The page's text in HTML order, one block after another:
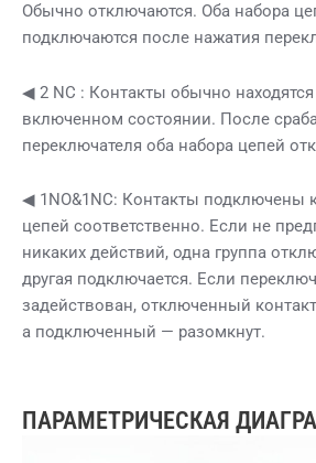
Обычно отключаются. Оба набора
подключаются после нажатия
◀ 2 NC : Контакты обычно
включенном состоянии. После
переключателя оба набора цепей
◀ 1NO&1NC: Контакты подключены
цепей соответственно. Если не
никаких действий, одна группа
другая подключается. Если
задействован, отключенный
а подключенный — разомкнут.
ПАРАМЕТРИЧЕСКАЯ